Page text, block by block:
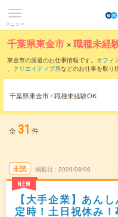
メニュー
千葉県東金市 ×職種未経
東金市の派遣のお仕事情報です。 オフィ
、 クリエイティブ系などのお仕事を取り
千葉県東金市 / 職種未経験OK
全 31 件
未読
NEW
掲載日 2026/08/06
【大手企業】あん
定時！土日祝休み！